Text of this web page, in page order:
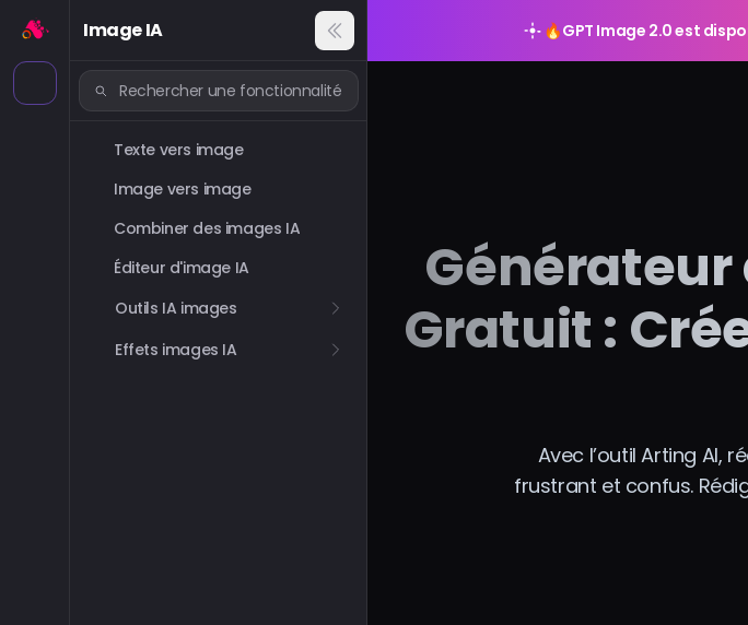
Image IA
Texte vers image
Image vers image
Combiner des images IA
Éditeur d'image IA
Outils IA images
Effets images IA
🔥GPT Image 2.0 est
Générateur
Gratuit :
Avec l’outil Arting AI,
frustrant et confus.